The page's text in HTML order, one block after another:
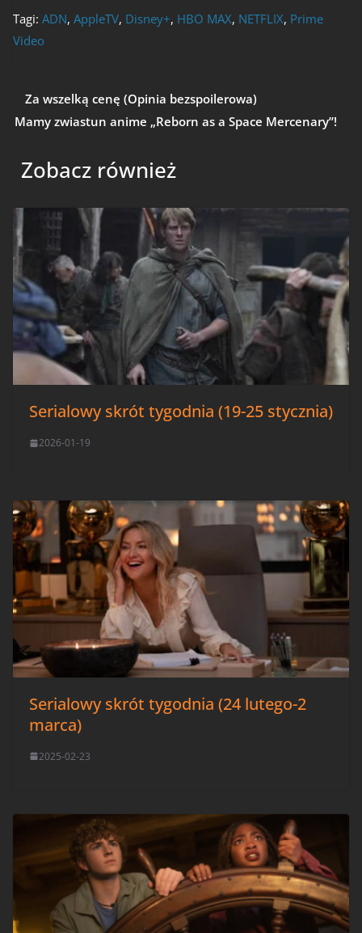
Tagi: ADN, AppleTV, Disney+, HBO MAX, NETFLIX, Prime
Video
Za wszelką cenę (Opinia bezspoilerowa)
Mamy zwiastun anime „Reborn as a Space Mercenary”!
Zobacz również
Serialowy skrót tygodnia (19-25 stycznia)
2026-01-19
Serialowy skrót tygodnia (24 lutego-2
marca)
2025-02-23